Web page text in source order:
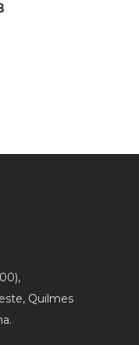
Quilmes